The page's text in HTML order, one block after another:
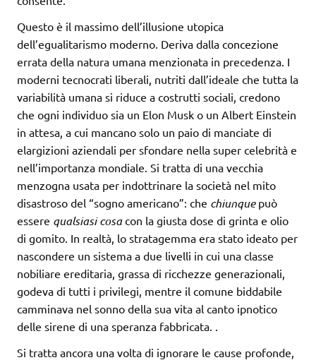
Questo è il massimo dell’illusione utopica
dell’egualitarismo moderno. Deriva dalla concezione
errata della natura umana menzionata in precedenza. I
moderni tecnocrati liberali, nutriti dall’ideale che tutta la
variabilità umana si riduce a costrutti sociali, credono
che ogni individuo sia un Elon Musk o un Albert Einstein
in attesa, a cui mancano solo un paio di manciate di
elargizioni aziendali per sfondare nella super celebrità e
nell’importanza mondiale. Si tratta di una vecchia
menzogna usata per indottrinare la società nel mito
disastroso del “sogno americano”: che chiunquepuò
essere qualsiasi cosacon la giusta dose di grinta e olio
di gomito. In realtà, lo stratagemma era stato ideato per
nascondere un sistema a due livelli in cui una classe
nobiliare ereditaria, grassa di ricchezze generazionali,
godeva di tutti i privilegi, mentre il comune biddabile
camminava nel sonno della sua vita al canto ipnotico
delle sirene di una speranza fabbricata. .
Si tratta ancora una volta di ignorare le cause profonde,